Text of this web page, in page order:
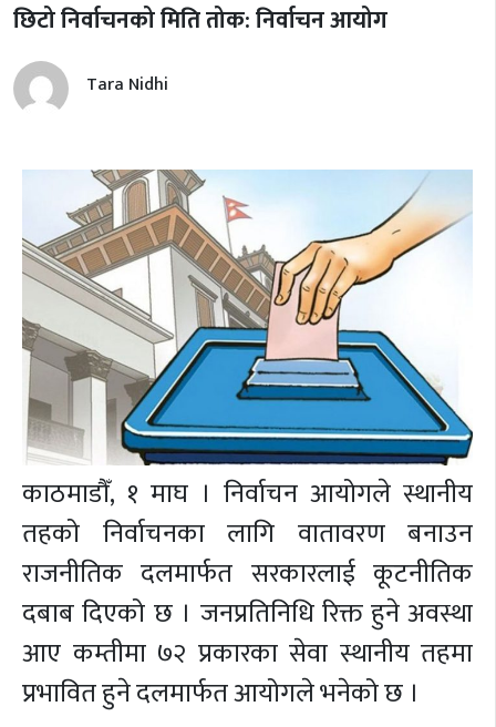
छिटो निर्वाचनको मिति तोक: निर्वाचन आयोग
Tara Nidhi
काठमाडौँ, १ माघ । निर्वाचन आयोगले स्थानीय
तहको निर्वाचनका लागि वातावरण बनाउन
राजनीतिक दलमार्फत सरकारलाई कूटनीतिक
दबाब दिएको छ । जनप्रतिनिधि रिक्त हुने अवस्था
आए कम्तीमा ७२ प्रकारका सेवा स्थानीय तहमा
प्रभावित हुने दलमार्फत आयोगले भनेको छ ।